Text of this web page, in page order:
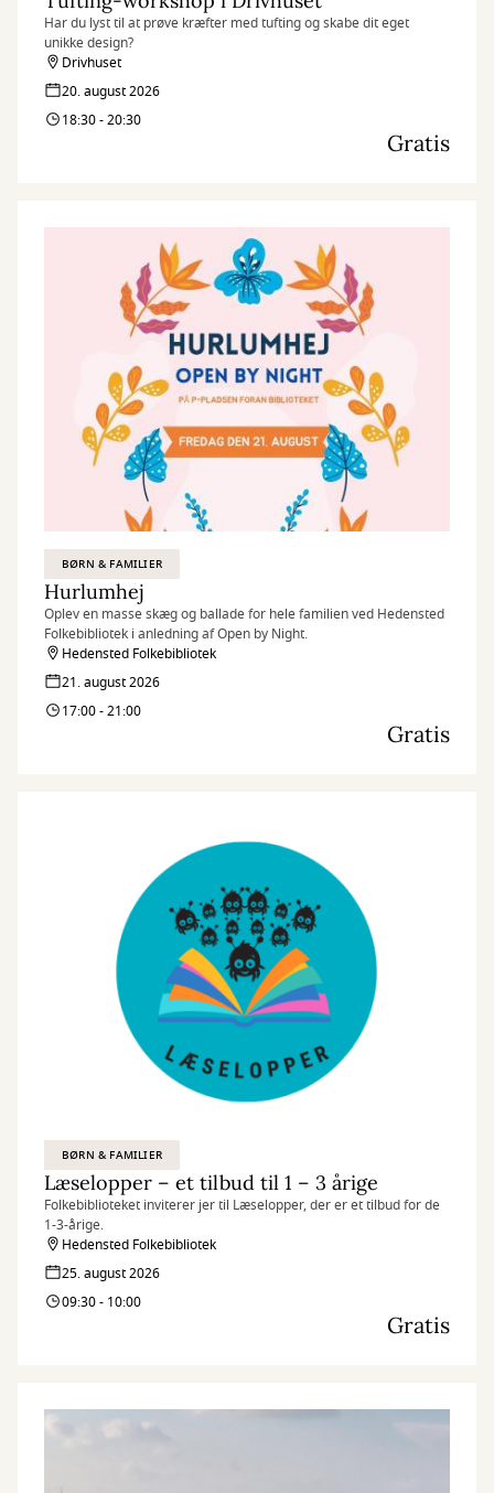
Har du lyst til at prøve kræfter med tufting og skabe dit eget
unikke design?
Drivhuset
20. august 2026
18:30 - 20:30
Gratis
BØRN & FAMILIER
Hurlumhej
Oplev en masse skæg og ballade for hele familien ved Hedensted
Folkebibliotek i anledning af Open by Night.
Hedensted Folkebibliotek
21. august 2026
17:00 - 21:00
Gratis
BØRN & FAMILIER
Læselopper – et tilbud til 1 – 3 årige
Folkebiblioteket inviterer jer til Læselopper, der er et tilbud for de
1-3-årige.
Hedensted Folkebibliotek
25. august 2026
09:30 - 10:00
Gratis